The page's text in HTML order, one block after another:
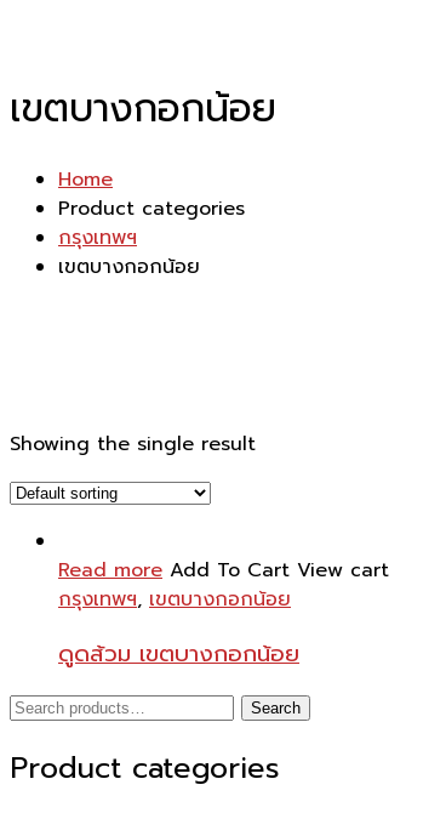
เขตบางกอกน้อย
Home
Product categories
กรุงเทพฯ
เขตบางกอกน้อย
Showing the single result
Read more Add To Cart View cart
กรุงเทพฯ, เขตบางกอกน้อย
ดูดส้วม เขตบางกอกน้อย
Search
Search
Product categories